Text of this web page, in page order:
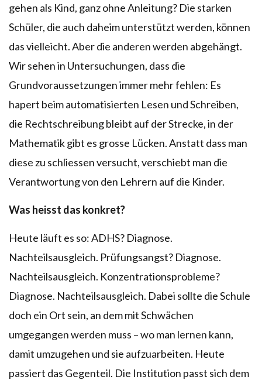
gehen als Kind, ganz ohne Anleitung? Die starken
Schüler, die auch daheim unterstützt werden, können
das vielleicht. Aber die anderen werden abgehängt.
Wir sehen in Untersuchungen, dass die
Grundvoraussetzungen immer mehr fehlen: Es
hapert beim automatisierten Lesen und Schreiben,
die Rechtschreibung bleibt auf der Strecke, in der
Mathematik gibt es grosse Lücken. Anstatt dass man
diese zu schliessen versucht, verschiebt man die
Verantwortung von den Lehrern auf die Kinder.
Was heisst das konkret?
Heute läuft es so: ADHS? Diagnose.
Nachteilsausgleich. Prüfungsangst? Diagnose.
Nachteilsausgleich. Konzentrationsprobleme?
Diagnose. Nachteilsausgleich. Dabei sollte die Schule
doch ein Ort sein, an dem mit Schwächen
umgegangen werden muss – wo man lernen kann,
damit umzugehen und sie aufzuarbeiten. Heute
passiert das Gegenteil. Die Institution passt sich dem